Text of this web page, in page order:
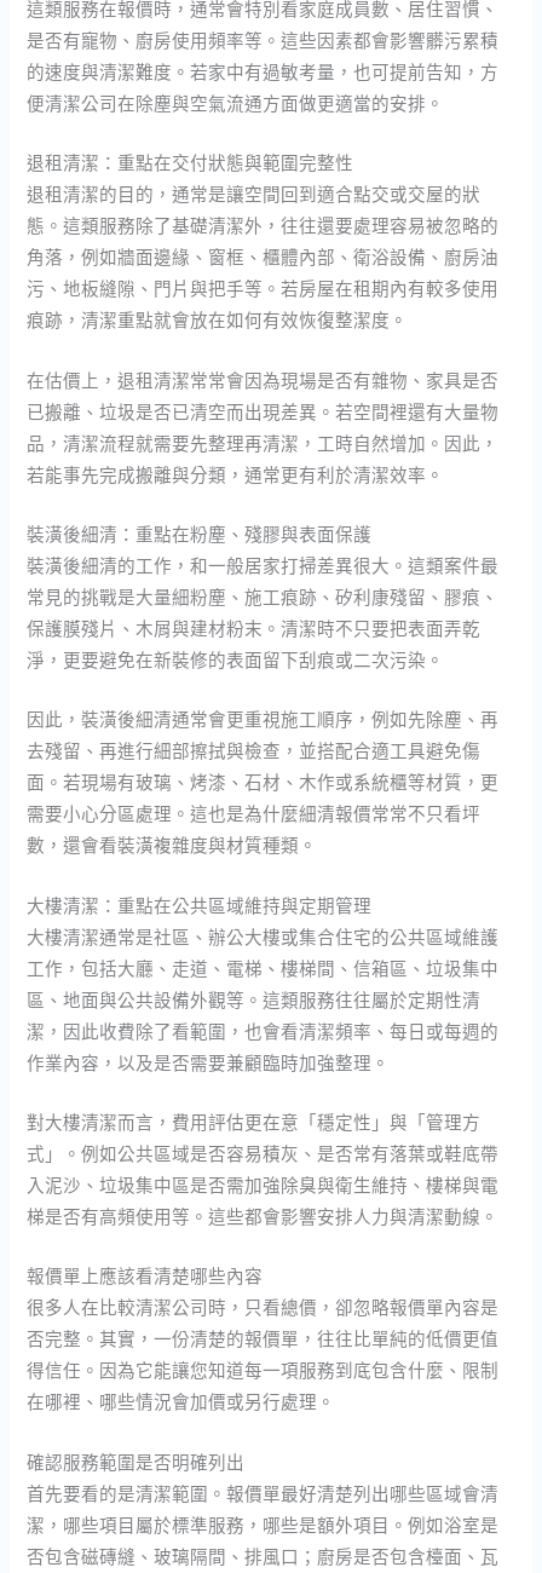
這類服務在報價時，通常會特別看家庭成員數、居住習慣、
是否有寵物、廚房使用頻率等。這些因素都會影響髒污累積
的速度與清潔難度。若家中有過敏考量，也可提前告知，方
便清潔公司在除塵與空氣流通方面做更適當的安排。
退租清潔：重點在交付狀態與範圍完整性
退租清潔的目的，通常是讓空間回到適合點交或交屋的狀
態。這類服務除了基礎清潔外，往往還要處理容易被忽略的
角落，例如牆面邊緣、窗框、櫃體內部、衛浴設備、廚房油
污、地板縫隙、門片與把手等。若房屋在租期內有較多使用
痕跡，清潔重點就會放在如何有效恢復整潔度。
在估價上，退租清潔常常會因為現場是否有雜物、家具是否
已搬離、垃圾是否已清空而出現差異。若空間裡還有大量物
品，清潔流程就需要先整理再清潔，工時自然增加。因此，
若能事先完成搬離與分類，通常更有利於清潔效率。
裝潢後細清：重點在粉塵、殘膠與表面保護
裝潢後細清的工作，和一般居家打掃差異很大。這類案件最
常見的挑戰是大量細粉塵、施工痕跡、矽利康殘留、膠痕、
保護膜殘片、木屑與建材粉末。清潔時不只要把表面弄乾
淨，更要避免在新裝修的表面留下刮痕或二次污染。
因此，裝潢後細清通常會更重視施工順序，例如先除塵、再
去殘留、再進行細部擦拭與檢查，並搭配合適工具避免傷
面。若現場有玻璃、烤漆、石材、木作或系統櫃等材質，更
需要小心分區處理。這也是為什麼細清報價常常不只看坪
數，還會看裝潢複雜度與材質種類。
大樓清潔：重點在公共區域維持與定期管理
大樓清潔通常是社區、辦公大樓或集合住宅的公共區域維護
工作，包括大廳、走道、電梯、樓梯間、信箱區、垃圾集中
區、地面與公共設備外觀等。這類服務往往屬於定期性清
潔，因此收費除了看範圍，也會看清潔頻率、每日或每週的
作業內容，以及是否需要兼顧臨時加強整理。
對大樓清潔而言，費用評估更在意「穩定性」與「管理方
式」。例如公共區域是否容易積灰、是否常有落葉或鞋底帶
入泥沙、垃圾集中區是否需加強除臭與衛生維持、樓梯與電
梯是否有高頻使用等。這些都會影響安排人力與清潔動線。
報價單上應該看清楚哪些內容
很多人在比較清潔公司時，只看總價，卻忽略報價單內容是
否完整。其實，一份清楚的報價單，往往比單純的低價更值
得信任。因為它能讓您知道每一項服務到底包含什麼、限制
在哪裡、哪些情況會加價或另行處理。
確認服務範圍是否明確列出
首先要看的是清潔範圍。報價單最好清楚列出哪些區域會清
潔，哪些項目屬於標準服務，哪些是額外項目。例如浴室是
否包含磁磚縫、玻璃隔間、排風口；廚房是否包含檯面、瓦